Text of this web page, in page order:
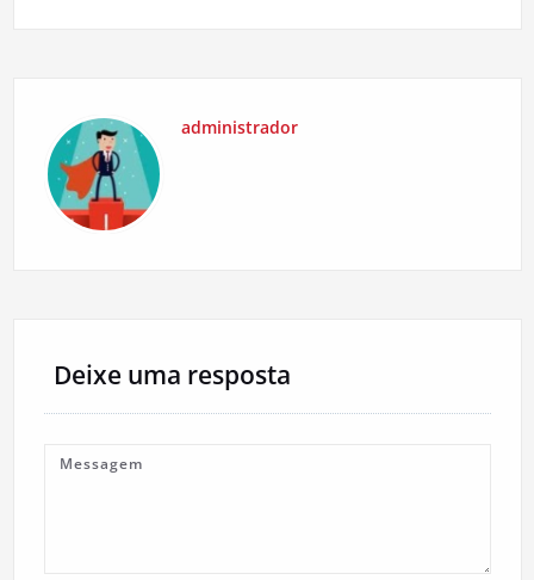
administrador
Deixe uma resposta